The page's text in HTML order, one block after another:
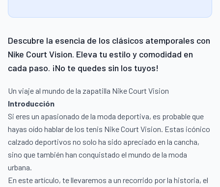
Descubre la esencia de los clásicos atemporales con
Nike Court Vision. Eleva tu estilo y comodidad en
cada paso. ¡No te quedes sin los tuyos!
Un viaje al mundo de la zapatilla Nike Court Vision
Introducción
Si eres un apasionado de la moda deportiva, es probable que
hayas oído hablar de los tenis Nike Court Vision. Estas icónico
calzado deportivos no solo ha sido apreciado en la cancha,
sino que también han conquistado el mundo de la moda
urbana.
En este artículo, te llevaremos a un recorrido por la historia, el